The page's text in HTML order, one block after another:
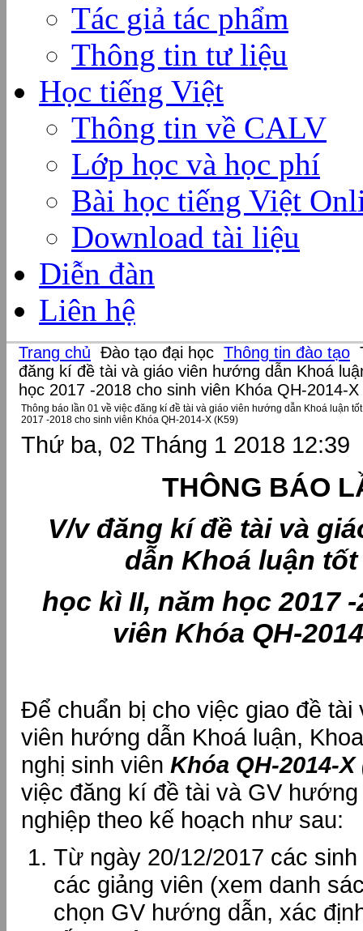
Tác giả tác phẩm
Thông tin tư liệu
Học tiếng Việt
Thông tin về CALV
Lớp học và học phí
Bài học tiếng Việt
Download tài liệu
Diễn đàn
Liên hệ
Trang chủ Đào tạo đại học Thông tin đào tạo
đăng kí đề tài và giáo viên hướng dẫn Khoá
học 2017 -2018 cho sinh viên Khóa QH-2014-
Thông báo lần 01 về việc đăng kí đề tài và giáo viên hướng dẫn Khoá luận
2017 -2018 cho sinh viên Khóa QH-2014-X (K59)
Thứ ba, 02 Tháng 1 2018 12:39
THÔNG BÁO
V/v đăng kí đề tài và
dẫn Khoá luận
học kì II, năm học 2017
viên Khóa QH-
Để chuẩn bị cho việc giao đề tài
viên hướng dẫn Khoá luận,
nghị sinh viên Khóa QH-2014-
việc đăng kí đề tài và GV
nghiệp theo kế hoạch như sau:
Từ ngày 20/12/2017 các
các giảng viên (xem danh
chọn GV hướng dẫn, xác